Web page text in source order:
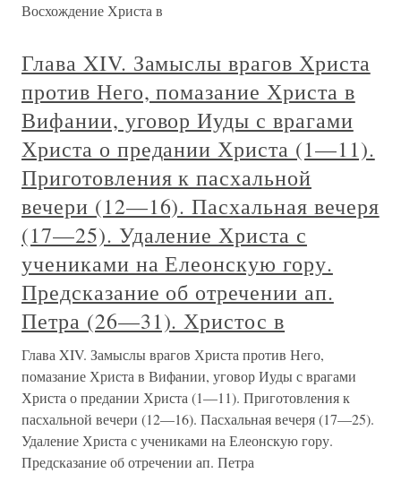
Восхождение Христа в
Глава XIV. Замыслы врагов Христа
против Него, помазание Христа в
Вифании, уговор Иуды с врагами
Христа о предании Христа (1—11).
Приготовления к пасхальной
вечери (12—16). Пасхальная вечеря
(17—25). Удаление Христа с
учениками на Елеонскую гору.
Предсказание об отречении ап.
Петра (26—31). Христос в
Глава XIV. Замыслы врагов Христа против Него,
помазание Христа в Вифании, уговор Иуды с врагами
Христа о предании Христа (1—11). Приготовления к
пасхальной вечери (12—16). Пасхальная вечеря (17—25).
Удаление Христа с учениками на Елеонскую гору.
Предсказание об отречении ап. Петра